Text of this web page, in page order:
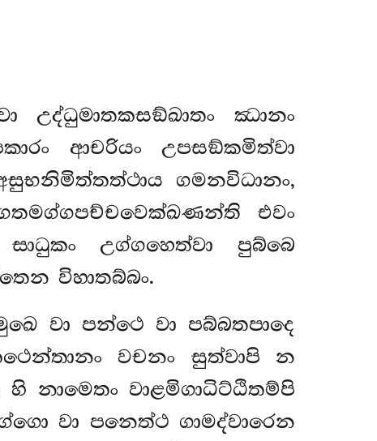
උද්ධුමාතකසඞ්ඛාතං ඣානං
ආචරියං උපසඞ්කමිත්වා
ගමනවිධානං,
එවං
උග්ගහෙත්වා පුබ්බෙ
විහාතබ්බං.
වා පන්ථෙ වා පබ්බතපාදෙ
වචනං සුත්වාපින
නාමෙතං වාළමිගාධිට්ඨිතම්පි
වා පනෙත්ථ ගාමද්වාරෙන